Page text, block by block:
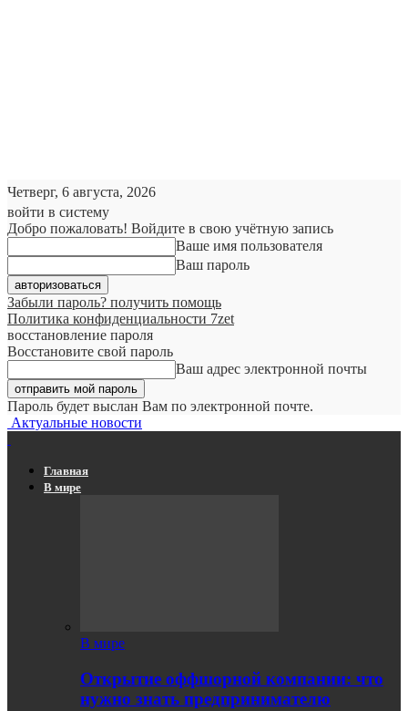
Четверг, 6 августа, 2026
войти в систему
Добро пожаловать! Войдите в свою учётную запись
Ваше имя пользователя
Ваш пароль
Забыли пароль? получить помощь
Политика конфиденциальности 7zet
восстановление пароля
Восстановите свой пароль
Ваш адрес электронной почты
Пароль будет выслан Вам по электронной почте.
Актуальные новости
Главная
В мире
В мире
Открытие оффшорной компании: что
нужно знать предпринимателю